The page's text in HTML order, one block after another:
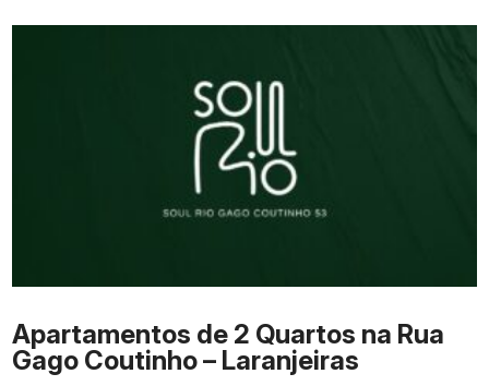
Apartamentos de 2 Quartos na Rua
Gago Coutinho – Laranjeiras